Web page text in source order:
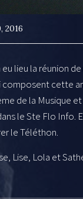
2016
lieu la réunion
cette
de la Musique
le Ste Flo Info.
le Téléthon.
Lise, Lola et